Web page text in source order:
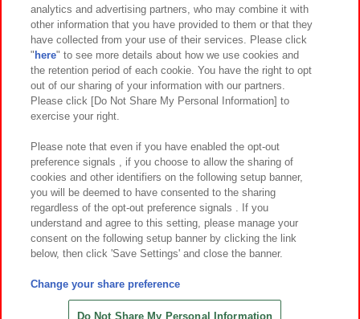
関連会社 サステナビリティ サイトポリシー
プライバシーポリシー ウェブアクセシビリティ方針と検証結果
お取引先さまとともに
カスタマーハラスメント対応方針 よくあるご質問・お問い合わせ
©Bandai Namco Amusement Inc.
©Bandai Namco Amusement Lab Inc.
©HANAYASHIKI Co., Ltd. All Rights Reserved.
analytics and advertising partners, who may combine it with
other information that you have provided to them or that they
have collected from your use of their services. Please click
" here" to see more details about how we use cookies and
the retention period of each cookie. You have the right to opt
out of our sharing of your information with our partners.
Please click [Do Not Share My Personal Information] to
exercise your right.
Please note that even if you have enabled the opt-out
preference signals , if you choose to allow the sharing of
cookies and other identifiers on the following setup banner,
you will be deemed to have consented to the sharing
regardless of the opt-out preference signals . If you
understand and agree to this setting, please manage your
consent on the following setup banner by clicking the link
below, then click 'Save Settings' and close the banner.
Change your share preference
Do Not Share My Personal Information